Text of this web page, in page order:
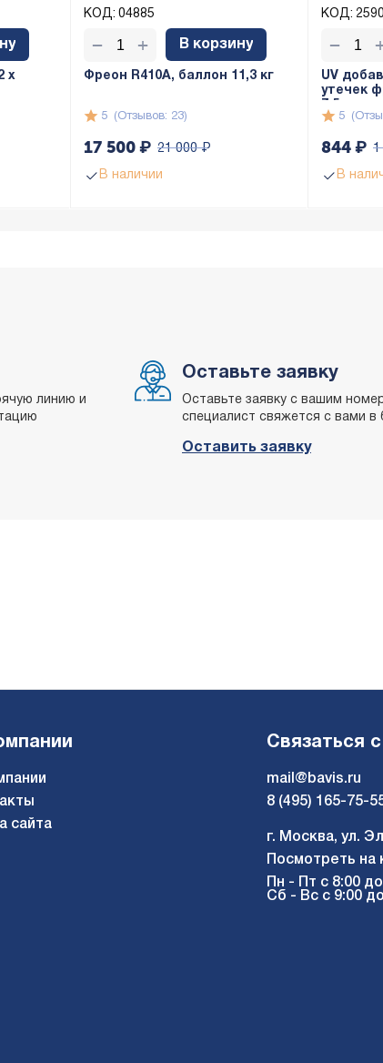
x
КОД: 04885
Фреон R410A, баллон 11,3 кг
(Отзывов: 23)
5
В наличии
21 000 ₽
17 500₽
В корзину
+
−
КОД:
UV
утечек
по 7,5мл)
5
В
1
844₽
−
линию и
Оставьте заявку
Оставьте заявку с вашим
специалист свяжется с вами
Оставить заявку
сайта
Связаться
mail@bavis.ru
8 (495) 165-75-
г. Москва, ул.
Посмотреть на
Пн - Пт с 8:00
Сб - Вс с 9:00